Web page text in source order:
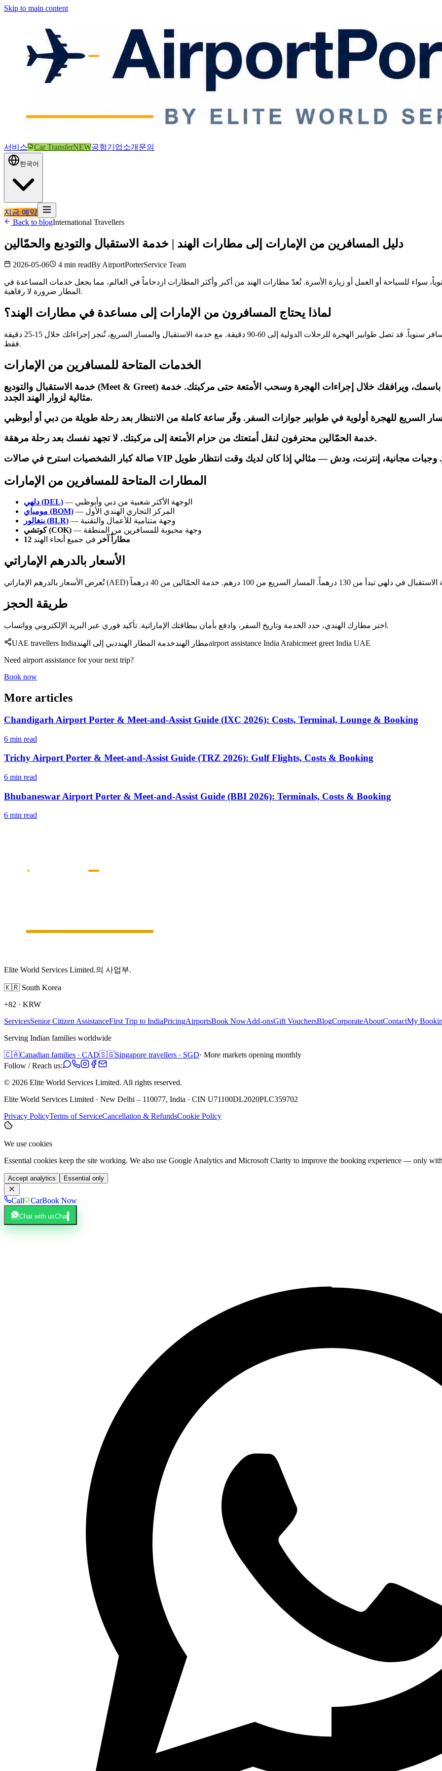
Skip to main content
서비스 Car TransferNEW공항기업소개 문의
한국어
지금 예약
Back to blogInternational Travellers
دليل المسافرين من الإمارات إلى مطارات الهند | خدمة الاستقبال والتوديع والحمّالين
2026-05-06 4 min readBy AirportPorterService Team
سواء للسياحة أو العمل أو زيارة الأسرة. تُعدّ مطارات الهند من أكبر وأكثر المطارات ازدحاماً في العالم، مما يجعل خدمات المساعدة في
المطار ضرورة لا رفاهية.
لماذا يحتاج المسافرون من الإمارات إلى مساعدة في مطارات الهند؟
يستقبل مطار إنديرا غاندي الدولي في دلهي أكثر من 70 مليون مسافر سنوياً. قد تصل طوابير الهجرة للرحلات الدولية إلى 60-90 دقيقة. مع خدمة الاستقبال والمسار السريع، تُنجز إجراءاتك خلال 15-25 دقيقة
فقط.
الخدمات المتاحة للمسافرين من الإمارات
خدمة الاستقبال والتوديع (Meet & Greet) مساعدك الشخصي يستقبلك عند بوابة الوصول بلوحة باسمك، ويرافقك خلال إجراءات الهجرة وسحب الأمتعة حتى مركبتك. خدمة
مثالية لزوار الهند الجدد.
خدمة الحمّالين محترفون لنقل أمتعتك من حزام الأمتعة إلى مركبتك. لا تجهد نفسك بعد رحلة مرهقة.
المطارات المتاحة للمسافرين من الإمارات
دلهي (DEL)
— الوجهة الأكثر شعبية من دبي وأبوظبي
مومباي (BOM)
— المركز التجاري الهندي الأول
بنغالور (BLR)
— وجهة متنامية للأعمال والتقنية
كوتشي (COK)
— وجهة محبوبة للمسافرين من المنطقة
12 مطاراً آخر في جميع أنحاء الهند
الأسعار بالدرهم الإماراتي
طريقة الحجز
اختر مطارك الهندي، حدد الخدمة وتاريخ السفر، وادفع بأمان ببطاقتك الإماراتية. تأكيد فوري عبر البريد الإلكتروني وواتساب.
UAE travellers India مطار الهندخدمة المطار الهنددبي إلى الهند airport assistance India Arabicmeet greet India UAE
Need airport assistance for your next trip?
Book now
More articles
Chandigarh Airport Porter & Meet-and-Assist Guide (IXC 2026): Costs, Terminal, Lounge & Booking
6 min read
Trichy Airport Porter & Meet-and-Assist Guide (TRZ 2026): Gulf Flights, Costs & Booking
6 min read
Bhubaneswar Airport Porter & Meet-and-Assist Guide (BBI 2026): Terminals, Costs & Booking
6 min read
Elite World Services Limited.의 사업부.
🇰🇷 South Korea
+82 · KRW
ServicesSenior Citizen AssistanceFirst Trip to IndiaPricingAirportsBook NowAdd-onsGift VouchersBlogCorporateAboutContactMy
Serving Indian families worldwide
🇨🇦Canadian families · CAD🇸🇬Singapore travellers · SGD· More markets opening monthly
Follow / Reach us:
© 2026 Elite World Services Limited. All rights reserved.
Elite World Services Limited · New Delhi – 110077, India · CIN U71100DL2020PLC359702
Privacy PolicyTerms of ServiceCancellation & RefundsCookie Policy
We use cookies
Essential cookies keep the site working. We also use Google Analytics and Microsoft Clarity to improve the booking experience — only
Accept analytics Essential only
Call CarBook Now
Chat with usChat